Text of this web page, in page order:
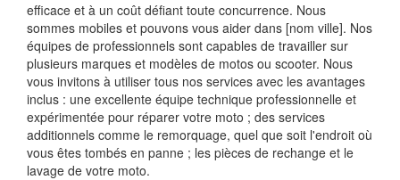
efficace et à un coût défiant toute concurrence. Nous
sommes mobiles et pouvons vous aider dans [nom ville]. Nos
équipes de professionnels sont capables de travailler sur
plusieurs marques et modèles de motos ou scooter. Nous
vous invitons à utiliser tous nos services avec les avantages
inclus : une excellente équipe technique professionnelle et
expérimentée pour réparer votre moto ; des services
additionnels comme le remorquage, quel que soit l'endroit où
vous êtes tombés en panne ; les pièces de rechange et le
lavage de votre moto.